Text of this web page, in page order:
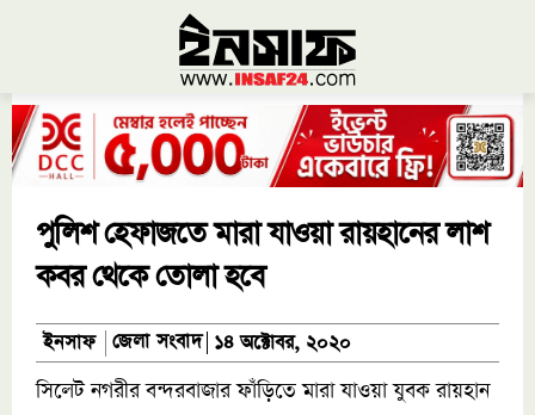
পুলিশ হেফাজতে মারা যাওয়া রায়হানের লাশ
কবর থেকে তোলা হবে
ইনসাফ জেলা সংবাদ ১৪ অক্টোবর, ২০২০
সিলেট নগরীর বন্দরবাজার ফাঁড়িতে মারা যাওয়া যুবক রায়হান